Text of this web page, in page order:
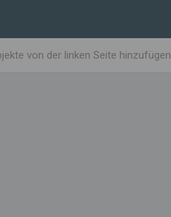
von der linken Seite hinzufügen